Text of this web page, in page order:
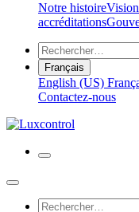
Notre histoire
accréditations
Français
English (US)
Contactez-nous